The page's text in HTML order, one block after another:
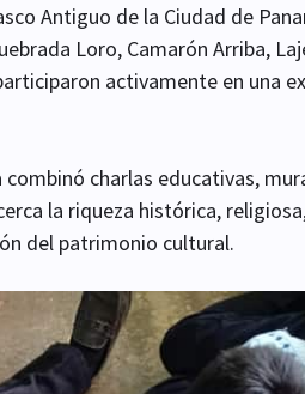
Antiguo de la Ciudad de
Loro, Camarón Arriba,
activamente en una
charlas educativas,
la riqueza histórica,
del patrimonio cultural.